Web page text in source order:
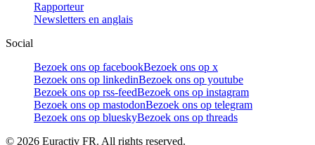
Rapporteur
Newsletters en anglais
Social
Bezoek ons op facebookBezoek ons op x
Bezoek ons op linkedinBezoek ons op youtube
Bezoek ons op rss-feedBezoek ons op instagram
Bezoek ons op mastodonBezoek ons op telegram
Bezoek ons op blueskyBezoek ons op threads
© 2026 Euractiv FR. All rights reserved.